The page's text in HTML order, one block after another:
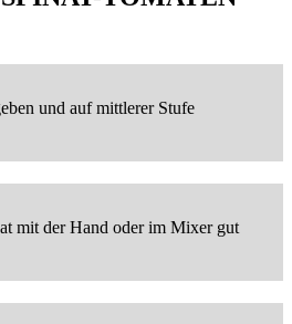
und auf mittlerer Stufe
mit der Hand oder im Mixer gut